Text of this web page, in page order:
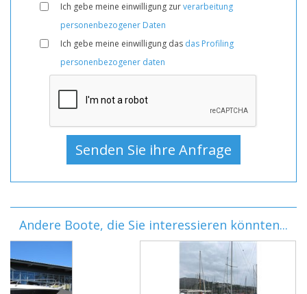
Ich gebe meine einwilligung zurverarbeitung
personenbezogener Daten
Ich gebe meine einwilligung das das Profiling
personenbezogener daten
Andere Boote, die Sie interessieren könnten...